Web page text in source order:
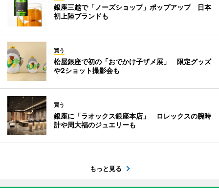
銀座三越で「ノーズショップ」ポップアップ 日本
初上陸ブランドも
買う
松屋銀座で初の「おでかけ子ザメ展」 限定グッズ
や2ショット撮影会も
買う
銀座に「ラオックス銀座本店」 ロレックスの腕時
計や周大福のジュエリーも
もっと見る